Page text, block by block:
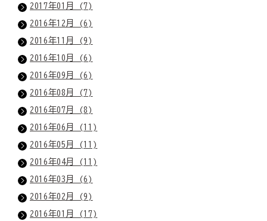
2017年01月 (7)
2016年12月 (6)
2016年11月 (9)
2016年10月 (6)
2016年09月 (6)
2016年08月 (7)
2016年07月 (8)
2016年06月 (11)
2016年05月 (11)
2016年04月 (11)
2016年03月 (6)
2016年02月 (9)
2016年01月 (17)